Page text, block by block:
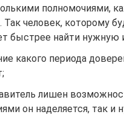
полномочиями,
человек, которому
быстрее найти
какого периода
лишен
он наделяется, так и